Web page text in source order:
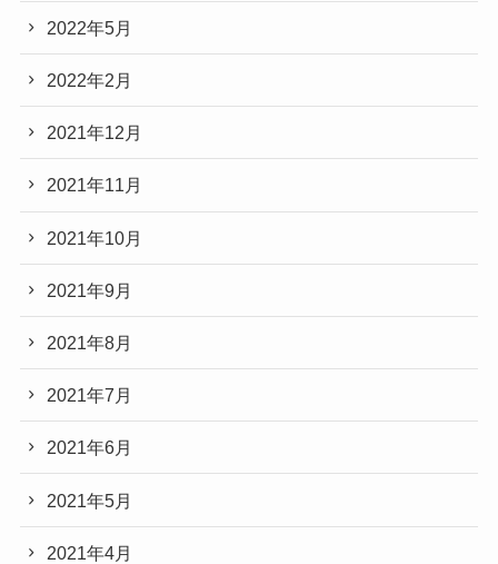
2022年5月
2022年2月
2021年12月
2021年11月
2021年10月
2021年9月
2021年8月
2021年7月
2021年6月
2021年5月
2021年4月